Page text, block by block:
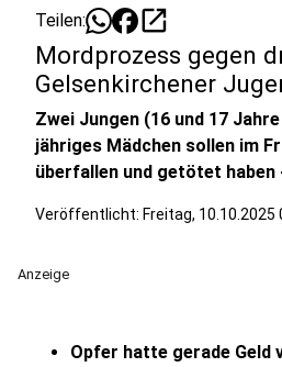
Teilen: open_in_new
Mordprozess gegen
Gelsenkirchener
Zwei Jungen (16 und 17
jähriges Mädchen sollen im
überfallen und getötet haben
Veröffentlicht: Freitag, 10.10.2025
Anzeige
Opfer hatte gerade Geld